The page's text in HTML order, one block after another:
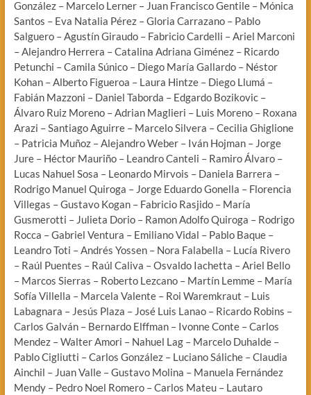
González – Marcelo Lerner – Juan Francisco Gentile – Mónica
Santos – Eva Natalia Pérez – Gloria Carrazano – Pablo
Salguero – Agustín Giraudo – Fabricio Cardelli – Ariel Marconi
– Alejandro Herrera – Catalina Adriana Giménez – Ricardo
Petunchi – Camila Súnico – Diego María Gallardo – Néstor
Kohan – Alberto Figueroa – Laura Hintze – Diego Llumá –
Fabián Mazzoni – Daniel Taborda – Edgardo Bozikovic –
Álvaro Ruiz Moreno – Adrian Maglieri – Luis Moreno – Roxana
Arazi – Santiago Aguirre – Marcelo Silvera – Cecilia Ghiglione
– Patricia Muñoz – Alejandro Weber – Iván Hojman – Jorge
Jure – Héctor Mauriño – Leandro Canteli – Ramiro Álvaro –
Lucas Nahuel Sosa – Leonardo Mirvois – Daniela Barrera –
Rodrigo Manuel Quiroga – Jorge Eduardo Gonella – Florencia
Villegas – Gustavo Kogan – Fabricio Rasjido – María
Gusmerotti – Julieta Dorio – Ramon Adolfo Quiroga – Rodrigo
Rocca – Gabriel Ventura – Emiliano Vidal – Pablo Baque –
Leandro Toti – Andrés Yossen – Nora Falabella – Lucía Rivero
– Raúl Puentes – Raúl Caliva – Osvaldo Iachetta – Ariel Bello
– Marcos Sierras – Roberto Lezcano – Martín Lemme – María
Sofía Villella – Marcela Valente – Roi Waremkraut – Luis
Labagnara – Jesús Plaza – José Luis Lanao – Ricardo Robins –
Carlos Galván – Bernardo Elffman – Ivonne Conte – Carlos
Mendez – Walter Amori – Nahuel Lag – Marcelo Duhalde –
Pablo Cigliutti – Carlos González – Luciano Sáliche – Claudia
Ainchil – Juan Valle – Gustavo Molina – Manuela Fernández
Mendy – Pedro Noel Romero – Carlos Mateu – Lautaro